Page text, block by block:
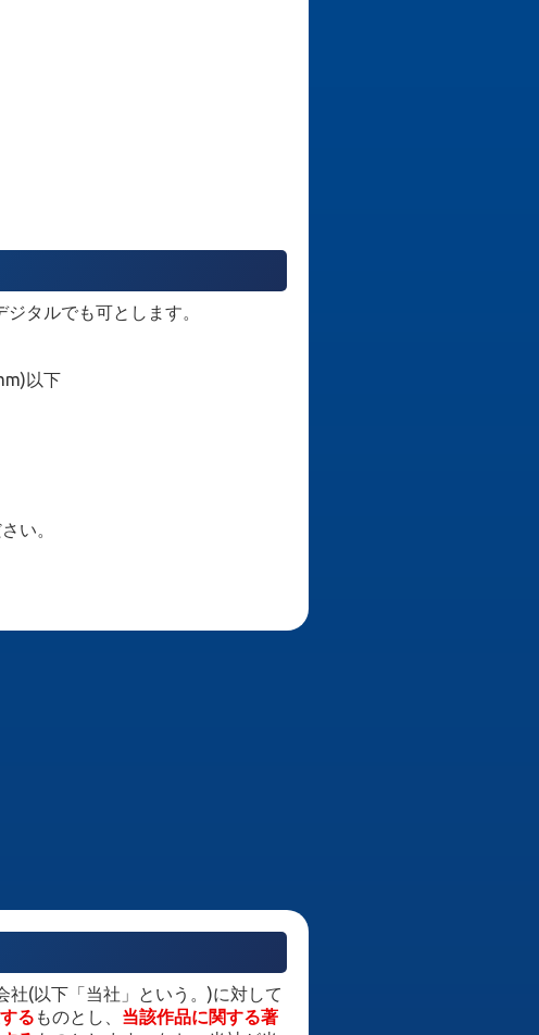
タルでも可とします。
以下
い。
(以下「当社」という。)に対して
る ものとし、 当該作品に関する著